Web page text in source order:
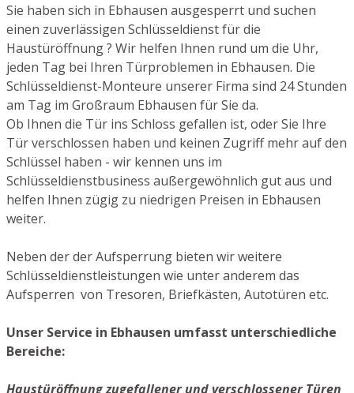
Sie haben sich in Ebhausen ausgesperrt und suchen
einen zuverlässigen Schlüsseldienst für die
Haustüröffnung ? Wir helfen Ihnen rund um die Uhr,
jeden Tag bei Ihren Türproblemen in Ebhausen. Die
Schlüsseldienst-Monteure unserer Firma sind 24 Stunden
am Tag im Großraum Ebhausen für Sie da.
Ob Ihnen die Tür ins Schloss gefallen ist, oder Sie Ihre
Tür verschlossen haben und keinen Zugriff mehr auf den
Schlüssel haben - wir kennen uns im
Schlüsseldienstbusiness außergewöhnlich gut aus und
helfen Ihnen zügig zu niedrigen Preisen in Ebhausen
weiter.
Neben der der Aufsperrung bieten wir weitere
Schlüsseldienstleistungen wie unter anderem das
Aufsperren von Tresoren, Briefkästen, Autotüren etc.
Unser Service in Ebhausen umfasst unterschiedliche
Bereiche:
Haustüröffnung zugefallener und verschlossener Türen